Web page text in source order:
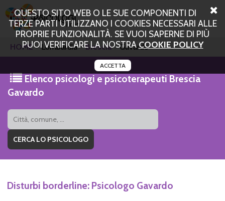
QUESTO SITO WEB O LE SUE COMPONENTI DI
TERZE PARTI UTILIZZANO I COOKIES NECESSARI ALLE
PROPRIE FUNZIONALITÀ. SE VUOI SAPERNE DI PIÙ
PUOI VERIFICARE LA NOSTRACOOKIE POLICY
ACCETTA
HOME Lombardia Brescia Gavardo
Elenco psicologi e psicoterapeuti Brescia
Gavardo
Disturbi borderline: Psicologo Gavardo